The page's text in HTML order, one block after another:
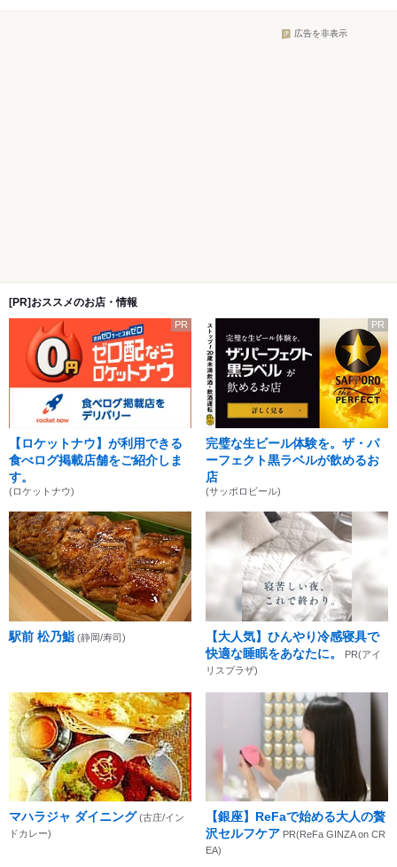
広告を非表示
[PR]おススメのお店・情報
PR
【ロケットナウ】が利用できる
食べログ掲載店舗をご紹介しま
す。
(ロケットナウ)
PR
完璧な生ビール体験を。ザ・パ
ーフェクト黒ラベルが飲めるお
店
(サッポロビール)
駅前 松乃鮨 (静岡/寿司)
【大人気】ひんやり冷感寝具で
快適な睡眠をあなたに。
PR(アイ
リスプラザ)
マハラジャ ダイニング (古庄/イン
ドカレー)
【銀座】ReFaで始める大人の贅
沢セルフケア PR(ReFa GINZA on CR
EA)